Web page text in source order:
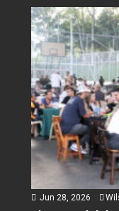
Jun 28, 2026